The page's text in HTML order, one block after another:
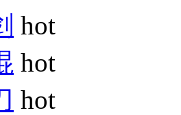
hot
hot
hot